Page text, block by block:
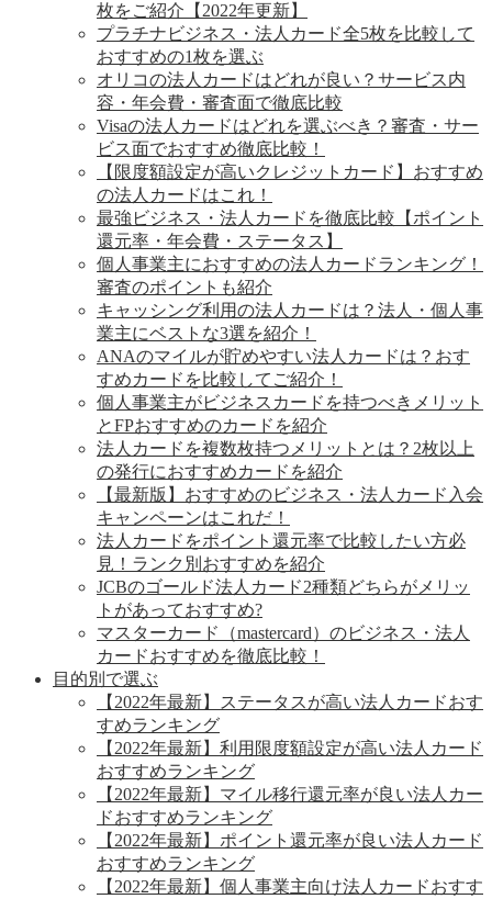
枚をご紹介【2022年更新】
プラチナビジネス・法人カード全5枚を比較して
おすすめの1枚を選ぶ
オリコの法人カードはどれが良い？サービス内
容・年会費・審査面で徹底比較
Visaの法人カードはどれを選ぶべき？審査・サー
ビス面でおすすめ徹底比較！
【限度額設定が高いクレジットカード】おすすめ
の法人カードはこれ！
最強ビジネス・法人カードを徹底比較【ポイント
還元率・年会費・ステータス】
個人事業主におすすめの法人カードランキング！
審査のポイントも紹介
キャッシング利用の法人カードは？法人・個人事
業主にベストな3選を紹介！
ANAのマイルが貯めやすい法人カードは？おす
すめカードを比較してご紹介！
個人事業主がビジネスカードを持つべきメリット
とFPおすすめのカードを紹介
法人カードを複数枚持つメリットとは？2枚以上
の発行におすすめカードを紹介
【最新版】おすすめのビジネス・法人カード入会
キャンペーンはこれだ！
法人カードをポイント還元率で比較したい方必
見！ランク別おすすめを紹介
JCBのゴールド法人カード2種類どちらがメリッ
トがあっておすすめ?
マスターカード（mastercard）のビジネス・法人
カードおすすめを徹底比較！
目的別で選ぶ
【2022年最新】ステータスが高い法人カードおす
すめランキング
【2022年最新】利用限度額設定が高い法人カード
おすすめランキング
【2022年最新】マイル移行還元率が良い法人カー
ドおすすめランキング
【2022年最新】ポイント還元率が良い法人カード
おすすめランキング
【2022年最新】個人事業主向け法人カードおすす